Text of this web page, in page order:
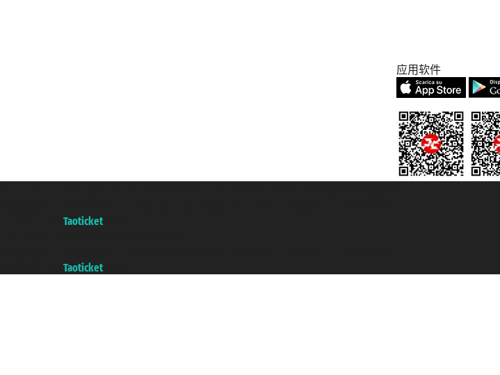
应用软件
Taoticket
Taoticket